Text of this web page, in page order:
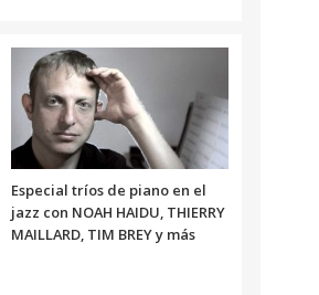
Especial tríos de piano en el
jazz con NOAH HAIDU, THIERRY
MAILLARD, TIM BREY y más